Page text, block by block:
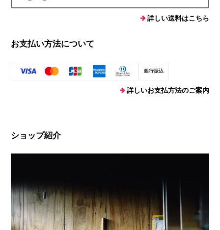
詳しい送料はこちら
お支払い方法について
銀行振込
詳しいお支払方法のご案内
ショップ紹介